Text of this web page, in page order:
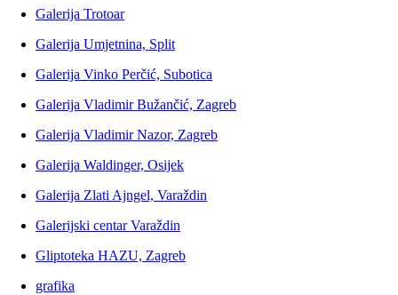
Galerija Trotoar
Galerija Umjetnina, Split
Galerija Vinko Perčić, Subotica
Galerija Vladimir Bužančić, Zagreb
Galerija Vladimir Nazor, Zagreb
Galerija Waldinger, Osijek
Galerija Zlati Ajngel, Varaždin
Galerijski centar Varaždin
Gliptoteka HAZU, Zagreb
grafika